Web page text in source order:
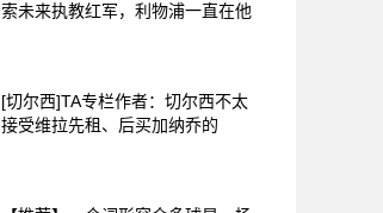
索未来执教红军，利物浦一直在他
[切尔西]TA专栏作者：切尔西不太
接受维拉先租、后买加纳乔的